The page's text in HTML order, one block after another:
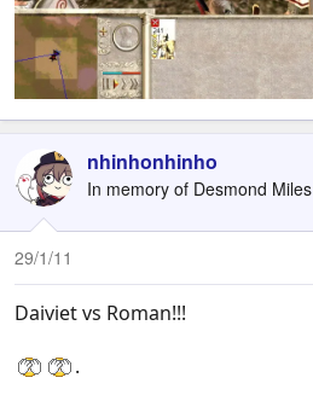
nhinhonhinho
In memory of Desmond Miles
29/1/11
Daiviet vs Roman!!!
.